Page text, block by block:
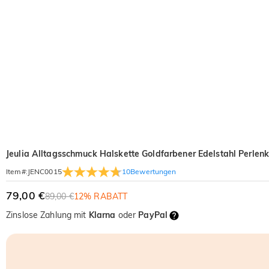
Jeulia Alltagsschmuck Halskette Goldfarbener Edelstahl
Item#: JENC0015 10Bewertungen
79,00 €89,00 €12% RABATT
Zinslose Zahlung mit Klarna oder PayPal